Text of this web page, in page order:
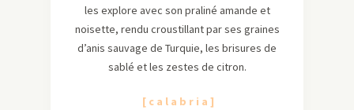
les explore avec son praliné amande et
noisette, rendu croustillant par ses graines
d’anis sauvage de Turquie, les brisures de
sablé et les zestes de citron.
[ c a l a b r i a ]